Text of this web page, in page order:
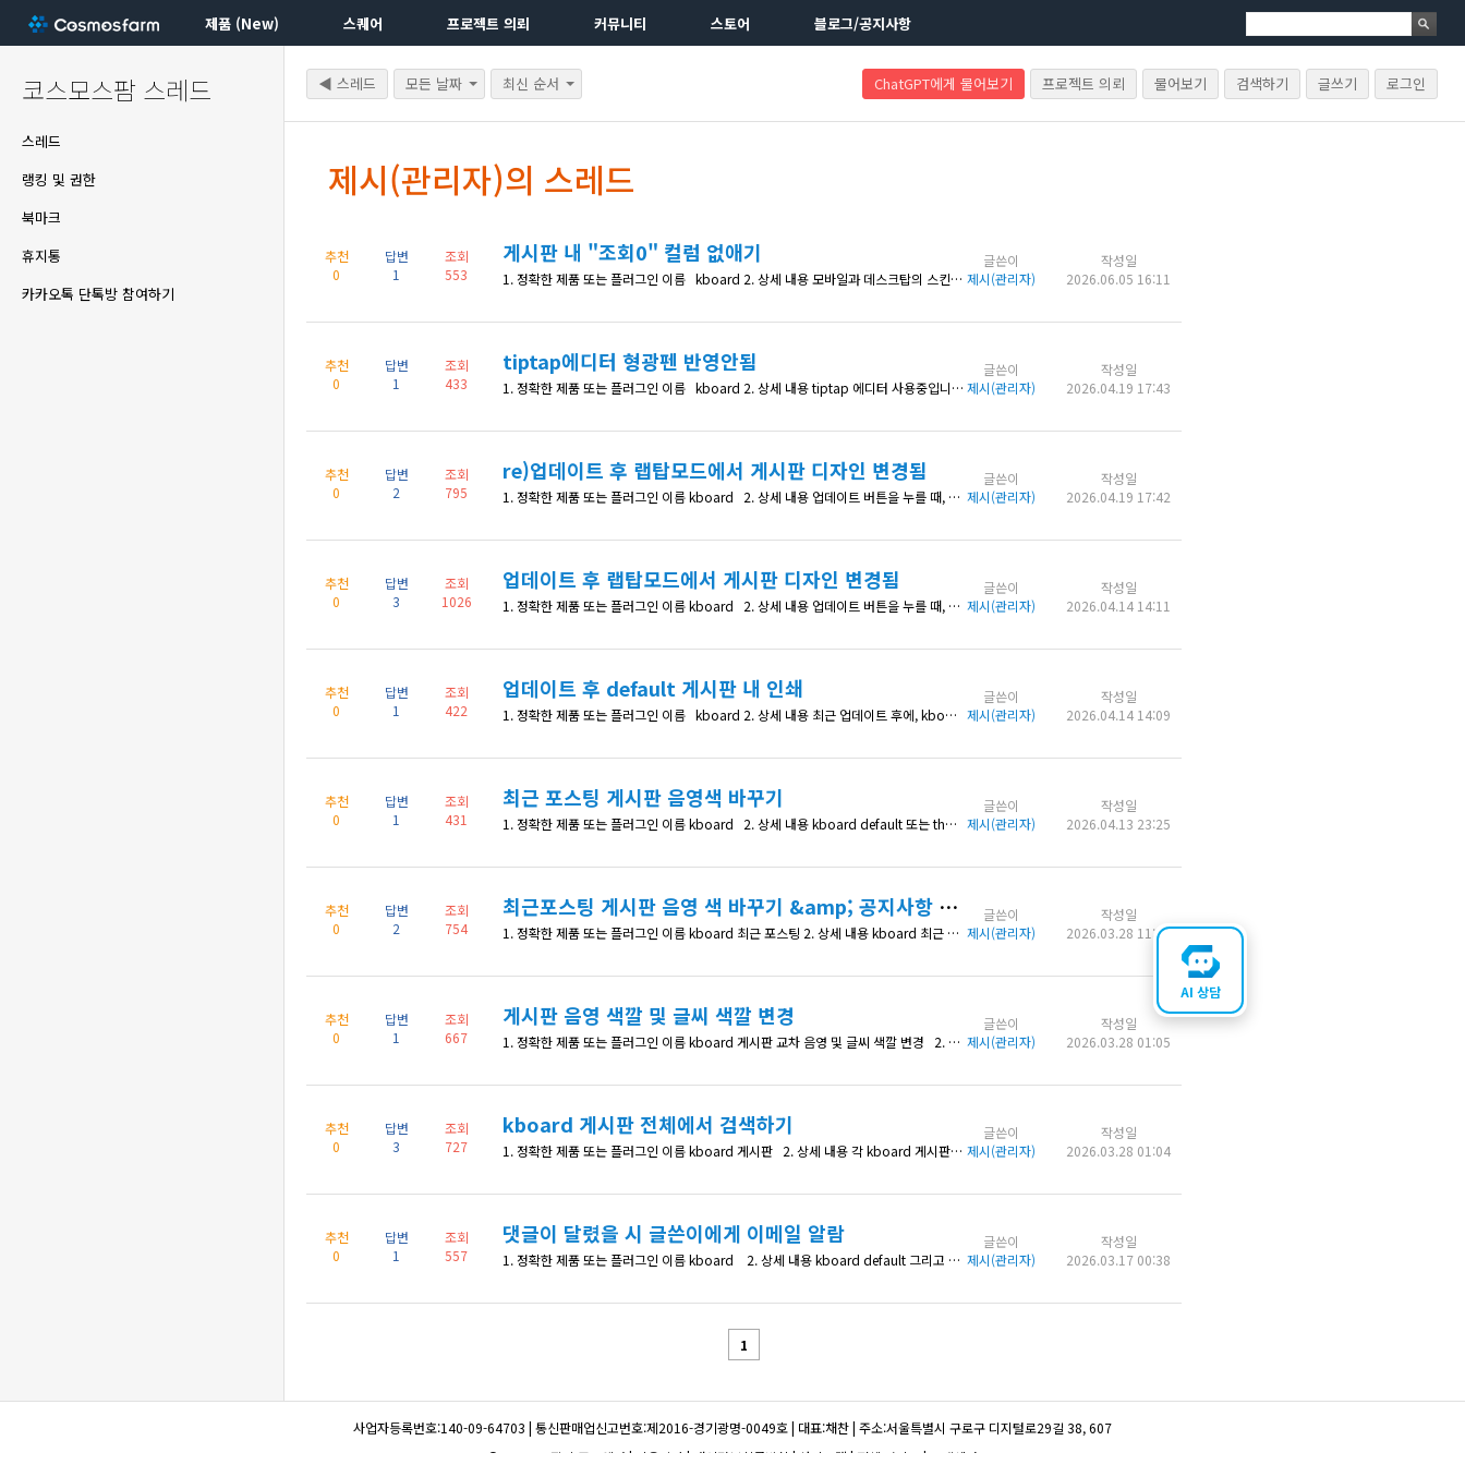
제품 (New) 스퀘어 프로젝트 의뢰 커뮤니티 스토어 블로그/공지사항
코스모스팜 스레드
스레드
랭킹 및 권한
북마크
휴지통
카카오톡 단톡방 참여하기
◀ 스레드 모든 날짜 최신 순서 ChatGPT에게 물어보기 프로젝트 의뢰 물어보기 검색하기 글쓰기 로그인
제시(관리자)의 스레드
추천
0
답변
1
조회
553
게시판 내 "조회0" 컬럼 없애기
1. 정확한 제품 또는 플러그인 이름 kboard 2. 상세 내용 모바일과 데스크탑의 스킨 설정이 업데이트 때 (데스크탑만 업데이트)되서 다릅니다. /* KBoard 추천 컬럼 숨기기 */ .kboard-list-vote{ display:none !important; } 이걸 CSS추가 하니, 데스크탑에서는 게시판에 추천0 컬럼이 사라졌는데, 모바일은 여전히 남아있습니다. 모바일, 태블릿도 다 추천컬럼
글쓴이
제시(관리자)
작성일
2026.06.05 16:11
추천
0
답변
1
조회
433
tiptap에디터 형광펜 반영안됨
1. 정확한 제품 또는 플러그인 이름 kboard 2. 상세 내용 tiptap 에디터 사용중입니다. 글 쓸때는 형광펜 색들이 보이는데, 글 저장하고 나서 publish 된거 보면, 색깔이 반영 안됩니다. 3. 확인 가능한 상세 페이지 주소 4. 수정한 코드 내역 (있다면)
글쓴이
제시(관리자)
작성일
2026.04.19 17:43
추천
0
답변
2
조회
795
re)업데이트 후 랩탑모드에서 게시판 디자인 변경됨
1. 정확한 제품 또는 플러그인 이름 kboard 2. 상세 내용 업데이트 버튼을 누를 때, 게시판 스킨까지 변경할 지 아니면, 기존 스킨 냅두고 업데이트할 건지 옵션이 있어서, 기존 스킨 냅두고 업데이트를 진행했는데, 모바일 모드에서는 기존 스킨으로 나오는데, 랩탑으로 보면 디자인이 바꼈어요. 랩탑 디자인도 전으로 되돌리고 싶습니다. 3. 확인 가능한 상세 페이지 주소 hanintalks.com 4
글쓴이
제시(관리자)
작성일
2026.04.19 17:42
추천
0
답변
3
조회
1026
업데이트 후 랩탑모드에서 게시판 디자인 변경됨
1. 정확한 제품 또는 플러그인 이름 kboard 2. 상세 내용 업데이트 버튼을 누를 때, 게시판 스킨까지 변경할 지 아니면, 기존 스킨 냅두고 업데이트할 건지 옵션이 있어서, 기존 스킨 냅두고 업데이트를 진행했는데, 모바일 모드에서는 기존 스킨으로 나오는데, 랩탑으로 보면 디자인이 바꼈어요. 랩탑 디자인도 전으로 되돌리고 싶습니다. 3. 확인 가능한 상세 페이지 주소 4. 수정한 코드 내역 (
글쓴이
제시(관리자)
작성일
2026.04.14 14:11
추천
0
답변
1
조회
422
업데이트 후 default 게시판 내 인쇄
1. 정확한 제품 또는 플러그인 이름 kboard 2. 상세 내용 최근 업데이트 후에, kboard default 에 인쇄하기 버튼이 뜨는데, 이거 없애는 방법 궁금해요 3. 확인 가능한 상세 페이지 주소 4. 수정한 코드 내역 (있다면)
글쓴이
제시(관리자)
작성일
2026.04.14 14:09
추천
0
답변
1
조회
431
최근 포스팅 게시판 음영색 바꾸기
1. 정확한 제품 또는 플러그인 이름 kboard 2. 상세 내용 kboard default 또는 thumbnail 게시판 음영은 원하는대로 css custom해서 바꿨는데, 최신글 모아보기 게시판에는 적용이 안됩니다. 3. 확인 가능한 상세 페이지 주소 4. 수정한 코드 내역 (있다면)
글쓴이
제시(관리자)
작성일
2026.04.13 23:25
추천
0
답변
2
조회
754
최근포스팅 게시판 음영 색 바꾸기 &amp; 공지사항 글 음영
1. 정확한 제품 또는 플러그인 이름 kboard 최근 포스팅 2. 상세 내용 kboard 최근 포스팅 게시판에 음영 색깔 바꾸기. 그리고 kboard 각 게시판의 공지사항으로 설정된 글은 특별히 음영을 옅은 빨강으로 설정하기 3. 확인 가능한 상세 페이지 주소 hanintalks.com 4. 수정한 코드 내역 (있다면)
글쓴이
제시(관리자)
작성일
2026.03.28 11:22
추천
0
답변
1
조회
667
게시판 음영 색깔 및 글씨 색깔 변경
1. 정확한 제품 또는 플러그인 이름 kboard 게시판 교차 음영 및 글씨 색깔 변경 2. 상세 내용 옅은 회색과 흰색이 교차로 되어있는데, 옅은 회색을 아주 옅은 주황으로 바꾸고 싶어요. 3. 확인 가능한 상세 페이지 주소 https://hanintalks.com/%ed%94%84%eb%a6%ac%ed%86%a0%ed%81%ac/ 4. 수정한 코드 내역 (있다면)
글쓴이
제시(관리자)
작성일
2026.03.28 01:05
추천
0
답변
3
조회
727
kboard 게시판 전체에서 검색하기
1. 정확한 제품 또는 플러그인 이름 kboard 게시판 2. 상세 내용 각 kboard 게시판 밑에 키워드 검색할 수 있는 검색창이 있잖아요. 이런 검색창을 홈 메인 최근 포스팅 게시판 위에 넣고 싶은데, 가능한가요? 그래서 사용자가 검색창에 키워드를 검색하면, 만들어져있는 kboard 게시판 전체에서 키워드와 내용을 찾아내게 해주는 기능이요. 3. 확인 가능한 상세 페이지 주소 hanintalks.c
글쓴이
제시(관리자)
작성일
2026.03.28 01:04
추천
0
답변
1
조회
557
댓글이 달렸을 시 글쓴이에게 이메일 알람
1. 정확한 제품 또는 플러그인 이름 kboard 2. 상세 내용 kboard default 그리고 thumbnail 게시판에 글을 쓰고 나서, 그 글에 댓글이 달리면 글쓴이에게 이메일 알람이 오게하는 방법이 궁금해요 3. 확인 가능한 상세 페이지 주소 4. 수정한 코드 내역 (있다면)
글쓴이
제시(관리자)
작성일
2026.03.17 00:38
1
사업자등록번호:140-09-64703 | 통신판매업신고번호:제2016-경기광명-0049호| 대표:채찬| 주소:서울특별시 구로구 디지털로29길 38, 607
© 코스모스팜 소프트웨어 | 이용약관 | 개인정보취급방침 | 사이트맵 | 전체 서비스 | 고객센터
AI 상담